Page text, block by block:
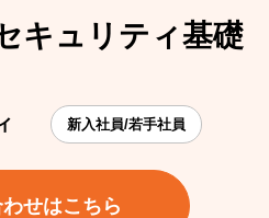
キュリティ基礎
新入社員/若手社員
せはこちら